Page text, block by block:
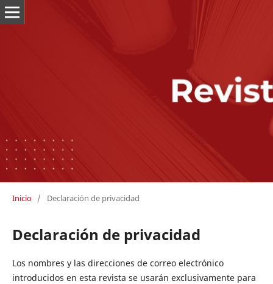
Inicio / Declaración de privacidad
Declaración de privacidad
Los nombres y las direcciones de correo electrónico
introducidos en esta revista se usarán exclusivamente para